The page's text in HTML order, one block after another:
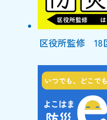
区役所監修 18